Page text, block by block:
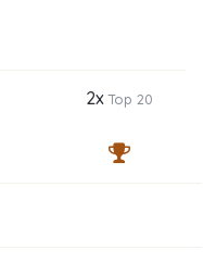
2xTop 20